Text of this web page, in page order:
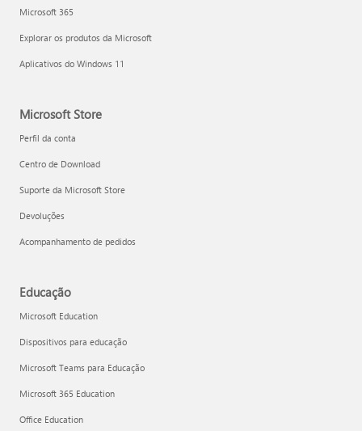
Microsoft 365
Explorar os produtos da Microsoft
Aplicativos do Windows 11
Microsoft Store
Perfil da conta
Centro de Download
Suporte da Microsoft Store
Devoluções
Acompanhamento de pedidos
Educação
Microsoft Education
Dispositivos para educação
Microsoft Teams para Educação
Microsoft 365 Education
Office Education